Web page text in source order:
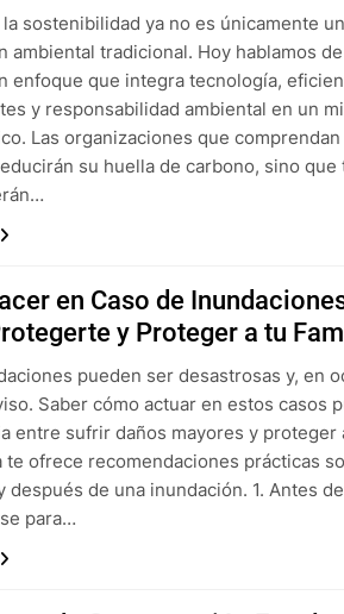
la sostenibilidad ya no es únicamente
ambiental tradicional. Hoy hablamos
enfoque que integra tecnología,
y responsabilidad ambiental en un
Las organizaciones que
su huella de carbono, sino que
en Caso de
y Proteger a tu
pueden ser desastrosas y, en
Saber cómo actuar en estos casos
entre sufrir daños mayores y proteger
te ofrece recomendaciones prácticas
después de una inundación. 1. Antes
para…